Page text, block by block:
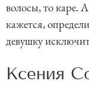
волосы, то каре.
кажется,
девушку
Ксения